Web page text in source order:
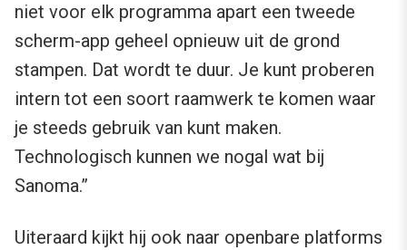
niet voor elk programma apart een tweede
scherm-app geheel opnieuw uit de grond
stampen. Dat wordt te duur. Je kunt proberen
intern tot een soort raamwerk te komen waar
je steeds gebruik van kunt maken.
Technologisch kunnen we nogal wat bij
Sanoma.”
Uiteraard kijkt hij ook naar openbare platforms